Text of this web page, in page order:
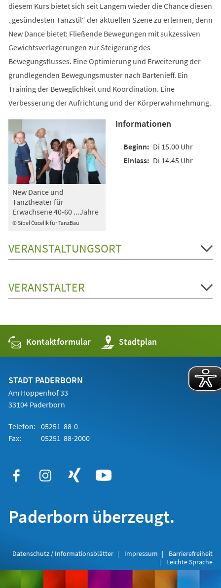
diesem Kurs bietet sich seit Langem wieder die Chance diesen
„gesündesten Tanzstil“ der aktuellen Szene zu erlernen, denn
New Dance bietet: Fließende Bewegungen mit sukzessiven
Gewichtsverlagerungen zur Steigerung des
Bewegungsflusses. Eine Optimierung und Erweiterung der
grundlegenden Bewegungsmuster nach Bartenieff. Ein
Training der Beweglichkeit und Koordination. Eine
Verbesserung der Aufrichtung und der Körperwahrnehmung.
© Sibel Özcelik für TanzBau
New Dance und
Tanztheater für
Erwachsene 40-60 ...Jahre
Informationen
Di 15.00 Uhr
Di 14.45 Uhr
VERANSTALTUNGSORT
VERANSTALTER
Kontaktformular Stadtplan
(Öffnet
in
einem
STADT PADERBORN
Am Hoppenhof 33
33104 Paderborn
Telefon: 05251 88-0
Fax:
05251 88-2000
Paderborn überzeugt.
Datenschutz / Informationsblätter Impressum
Barrierefreiheit
Leichte Sprache